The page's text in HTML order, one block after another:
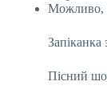
Можливо,
Пісний